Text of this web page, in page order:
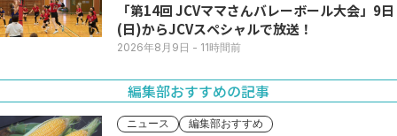
「第14回 JCVママさんバレーボール大会」9日
(日)からJCVスペシャルで放送！
2026年8月9日 - 11時間前
編集部おすすめの記事
ニュース 編集部おすすめ